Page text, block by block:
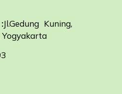
Jl.Gedung Kuning,